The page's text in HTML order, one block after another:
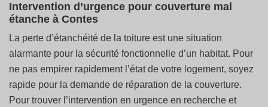
Intervention d’urgence pour couverture mal
étanche à Contes
La perte d’étanchéité de la toiture est une situation
alarmante pour la sécurité fonctionnelle d’un habitat. Pour
ne pas empirer rapidement l’état de votre logement, soyez
rapide pour la demande de réparation de la couverture.
Pour trouver l’intervention en urgence en recherche et